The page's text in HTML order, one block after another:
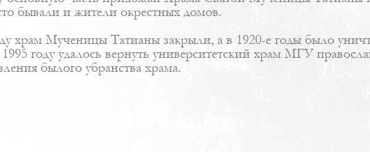
бывали и жители окрестных домов.
храм Мученицы Татианы закрыли, а в 1920-е годы было
году удалось вернуть университетский храм МГУ
былого убранства храма.